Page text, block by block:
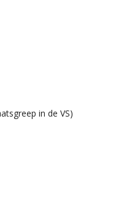
in de VS)